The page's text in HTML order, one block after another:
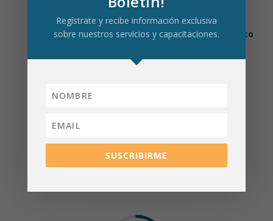
Nuestra metodología prioriza la práctica sobre la
teoría,asegurando un aprendizaje útil, dinámico
Práctico
Regístrate y recibe información exclusiva
sobre nuestros servicios y capacitaciones.
SUSCRIBIRME